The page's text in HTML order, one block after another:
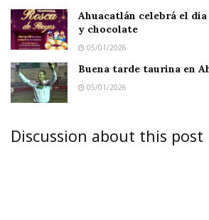
JALA.-A nueves meses de haber
Ahuacatlán celebrá el día
y chocolate
05/01/2026
Buena tarde taurina en
05/01/2026
Discussion about this post